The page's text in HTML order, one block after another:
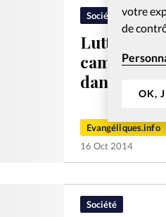
votre
de
OK,
Société
Lutte
campagne
dans l’aile
Evangéliques.info
16 Oct 2014
Société